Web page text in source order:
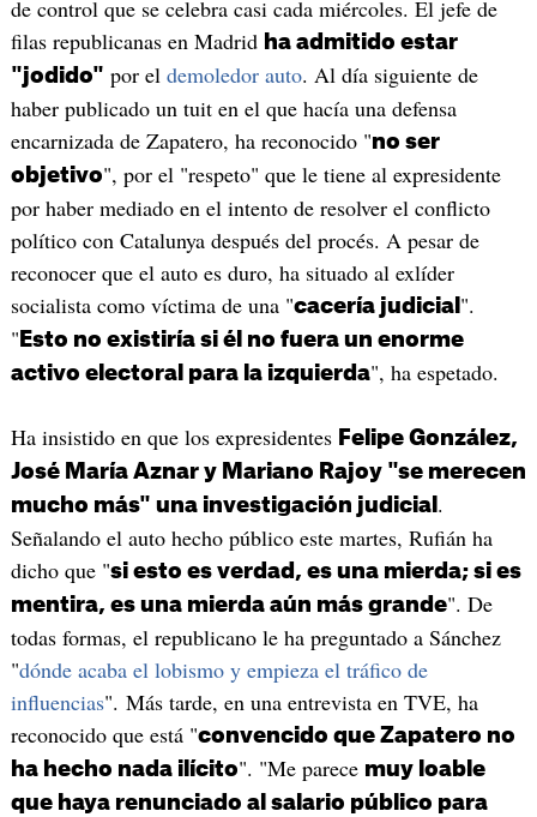
de control que se celebra casi cada miércoles. El jefe de
filas republicanas en Madrid ha admitido estar
"jodido" por el demoledor auto. Al día siguiente de
haber publicado un tuit en el que hacía una defensa
encarnizada de Zapatero, ha reconocido "no ser
objetivo", por el "respeto" que le tiene al expresidente
por haber mediado en el intento de resolver el conflicto
político con Catalunya después del procés. A pesar de
reconocer que el auto es duro, ha situado al exlíder
socialista como víctima de una "cacería judicial ".
" Esto no existiría si él no fuera un enorme
activo electoral para la izquierda", ha espetado.
Ha insistido en que los expresidentes Felipe González,
José María Aznar y Mariano Rajoy "se merecen
mucho más" una investigación judicial .
Señalando el auto hecho público este martes, Rufián ha
dicho que "si esto es verdad, es una mierda; si es
mentira, es una mierda aún más grande". De
todas formas, el republicano le ha preguntado a Sánchez
"dónde acaba el lobismo y empieza el tráfico de
influencias". Más tarde, en una entrevista en TVE, ha
reconocido que está "convencido que Zapatero no
ha hecho nada ilícito". "Me parece muy loable
que haya renunciado al salario público para